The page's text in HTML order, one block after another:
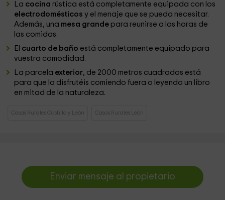
La cocina rústica está completamente equipada con los
electrodomésticos y el menaje que se pueda necesitar.
Además, una mesa grande para reunirse a las horas de
las comidas.
El cuarto de baño está completamente equipado para
vuestra comodidad.
La parcela exterior, de 2000 metros cuadrados está
para que la disfrutéis comiendo fuera o leyendo un libro
en mitad de la naturaleza.
Casas Rurales Castilla y León Casas Rurales León
Enviar mensaje al propietario